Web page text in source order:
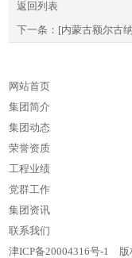
返回列表
下一条： [内蒙古额尔古
网站首页
集团简介
集团动态
荣誉资质
工程业绩
党群工作
集团资讯
联系我们
津ICP备20004316号-1
版